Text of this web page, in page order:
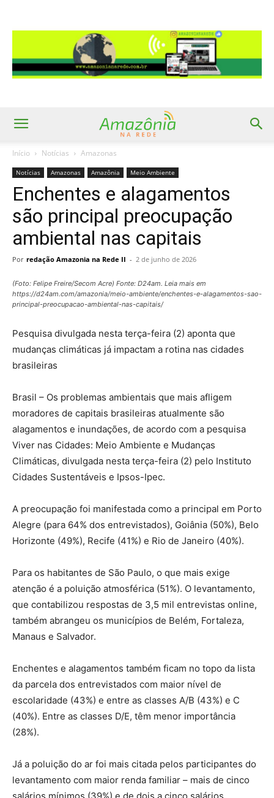
Início Notícias Amazonas
Notícias Amazonas Amazônia Meio Ambiente
Enchentes e alagamentos
são principal preocupação
ambiental nas capitais
Por redação Amazonia na Rede II - 2 de junho de 2026
(Foto: Felipe Freire/Secom Acre) Fonte: D24am. Leia mais em
https://d24am.com/amazonia/meio-ambiente/enchentes-e-alagamentos-sao-
principal-preocupacao-ambiental-nas-capitais/
Pesquisa divulgada nesta terça-feira (2) aponta que
mudanças climáticas já impactam a rotina nas cidades
brasileiras
Brasil – Os problemas ambientais que mais afligem
moradores de capitais brasileiras atualmente são
alagamentos e inundações, de acordo com a pesquisa
Viver nas Cidades: Meio Ambiente e Mudanças
Climáticas, divulgada nesta terça-feira (2) pelo Instituto
Cidades Sustentáveis e Ipsos-Ipec.
A preocupação foi manifestada como a principal em Porto
Alegre (para 64% dos entrevistados), Goiânia (50%), Belo
Horizonte (49%), Recife (41%) e Rio de Janeiro (40%).
Para os habitantes de São Paulo, o que mais exige
atenção é a poluição atmosférica (51%). O levantamento,
que contabilizou respostas de 3,5 mil entrevistas online,
também abrangeu os municípios de Belém, Fortaleza,
Manaus e Salvador.
Enchentes e alagamentos também ficam no topo da lista
da parcela dos entrevistados com maior nível de
escolaridade (43%) e entre as classes A/B (43%) e C
(40%). Entre as classes D/E, têm menor importância
(28%).
Já a poluição do ar foi mais citada pelos participantes do
levantamento com maior renda familiar – mais de cinco